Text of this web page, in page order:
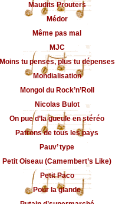
Maudits Prouters
Médor
Même pas mal
MJC
Moins tu penses, plus tu dépenses
Mondialisation
Mongol du Rock’n’Roll
Nicolas Bulot
On pue d’la gueule en stéréo
Patrons de tous les pays
Pauv’ type
Petit Oiseau (Camembert’s Like)
Petit Paco
Pour la glande